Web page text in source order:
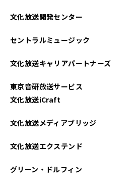
文化放送開発センター
セントラルミュージック
文化放送キャリアパートナーズ
東京音研放送サービス
文化放送iCraft
文化放送メディアブリッジ
文化放送エクステンド
グリーン・ドルフィン